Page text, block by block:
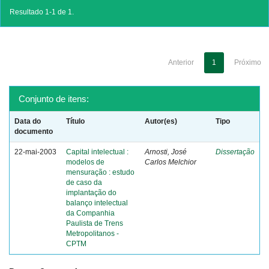
Resultado 1-1 de 1.
Anterior 1 Próximo
Conjunto de itens:
Data do
documento
Título Autor(es) Tipo
22-mai-2003
Capital intelectual :
modelos de
mensuração : estudo
de caso da
implantação do
balanço intelectual
da Companhia
Paulista de Trens
Metropolitanos -
CPTM
Arnosti, José
Carlos Melchior
Dissertação